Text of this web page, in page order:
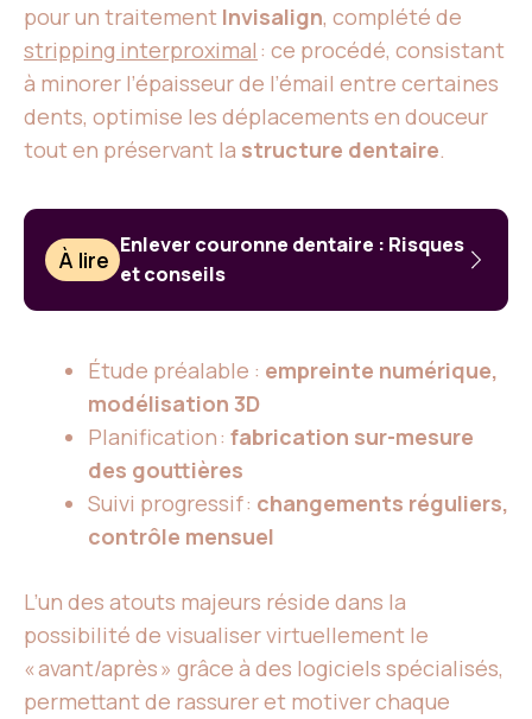
pour un traitement Invisalign, complété de
stripping interproximal : ce procédé, consistant
à minorer l’épaisseur de l’émail entre certaines
dents, optimise les déplacements en douceur
tout en préservant la structure dentaire.
À lire
Enlever couronne dentaire : Risques
et conseils
Étude préalable : empreinte numérique,
modélisation 3D
Planification : fabrication sur-mesure
des gouttières
Suivi progressif : changements réguliers,
contrôle mensuel
L’un des atouts majeurs réside dans la
possibilité de visualiser virtuellement le
« avant/après » grâce à des logiciels spécialisés,
permettant de rassurer et motiver chaque